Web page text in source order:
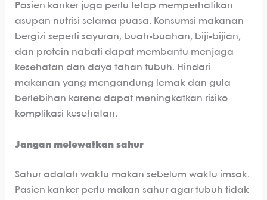
Pasien kanker juga perlu tetap memperhatikan
asupan nutrisi selama puasa. Konsumsi makanan
bergizi seperti sayuran, buah-buahan, biji-bijian,
dan protein nabati dapat membantu menjaga
kesehatan dan daya tahan tubuh. Hindari
makanan yang mengandung lemak dan gula
berlebihan karena dapat meningkatkan risiko
komplikasi kesehatan.
Jangan melewatkan sahur
Sahur adalah waktu makan sebelum waktu imsak.
Pasien kanker perlu makan sahur agar tubuh tidak